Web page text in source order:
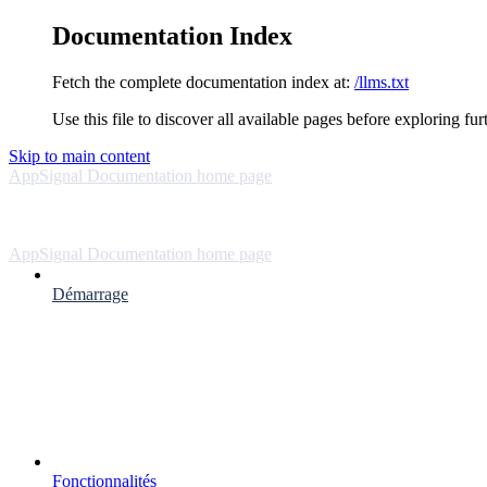
Documentation Index
Fetch the complete documentation index at: /llms.txt
Use this file to discover all available pages before exploring
Skip to main content
AppSignal Documentation home page
AppSignal Documentation home page
Démarrage
Fonctionnalités